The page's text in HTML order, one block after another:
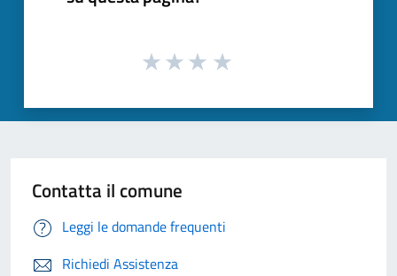
Contatta il comune
Leggi le domande frequenti
Richiedi Assistenza